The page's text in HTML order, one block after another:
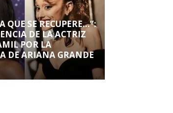
QUE SE RECUPERE…”:
DE LA ACTRIZ
POR LA
DE ARIANA GRANDE